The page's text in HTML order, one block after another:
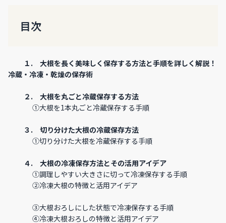
目次
１. 大根を長く美味しく保存する方法と手順を詳しく解説！
冷蔵・冷凍・乾燥の保存術
２. 大根を丸ごと冷蔵保存する方法
①大根を1本丸ごと冷蔵保存する手順
３. 切り分けた大根の冷蔵保存方法
①切り分けた大根を冷蔵保存する手順
４. 大根の冷凍保存方法とその活用アイデア
①調理しやすい大きさに切って冷凍保存する手順
②冷凍大根の特徴と活用アイデア
③大根おろしにした状態で冷凍保存する手順
④冷凍大根おろしの特徴と活用アイデア